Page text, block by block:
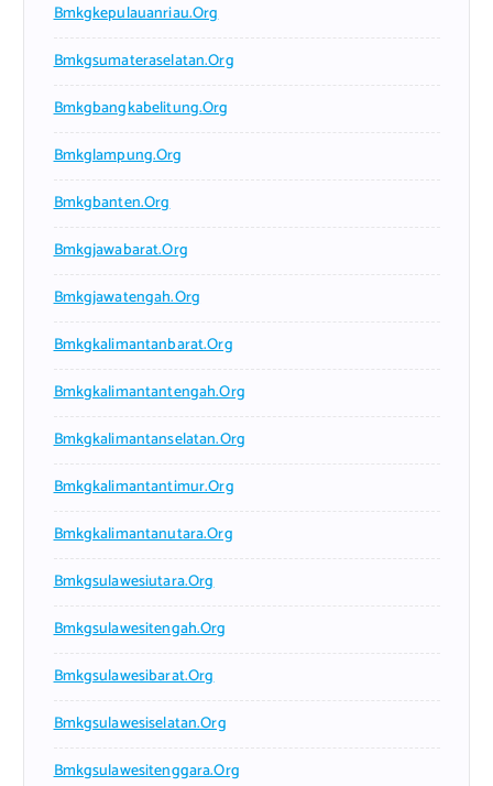
Bmkgkepulauanriau.org
Bmkgsumateraselatan.org
Bmkgbangkabelitung.org
Bmkglampung.org
Bmkgbanten.org
Bmkgjawabarat.org
Bmkgjawatengah.org
Bmkgkalimantanbarat.org
Bmkgkalimantantengah.org
Bmkgkalimantanselatan.org
Bmkgkalimantantimur.org
Bmkgkalimantanutara.org
Bmkgsulawesiutara.org
Bmkgsulawesitengah.org
Bmkgsulawesibarat.org
Bmkgsulawesiselatan.org
Bmkgsulawesitenggara.org